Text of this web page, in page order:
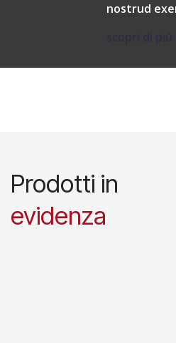
nostrud
Prodotti in
evidenza